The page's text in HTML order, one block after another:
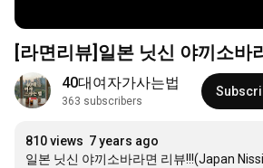
[라면리뷰]일본 닛신 야끼소
40대여자가사는법
363 subscribers
810 views 7 years ago
일본 닛신 야끼소바라면 리뷰!!!(Japan